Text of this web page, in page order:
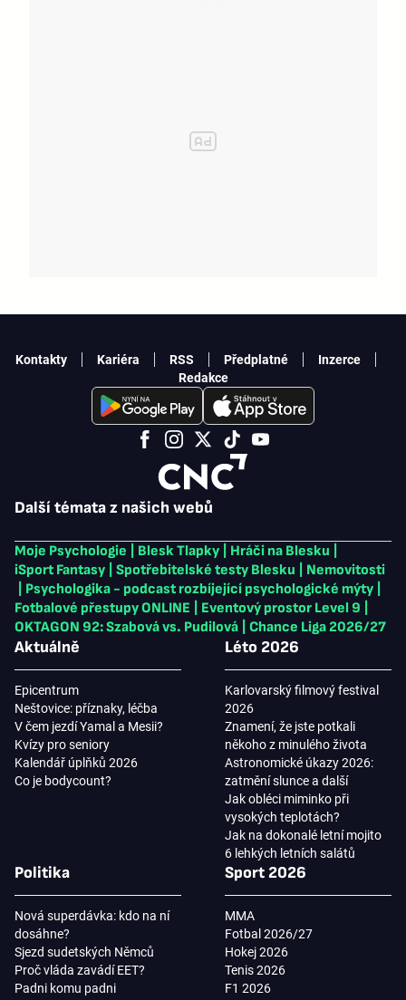
Další témata z našich webů
Moje Psychologie Blesk Tlapky Hráči na Blesku
iSport Fantasy
Spotřebitelské testy Blesku
Nemovitosti
Psychologika - podcast rozbíjející psychologické mýty
Fotbalové přestupy ONLINE
Eventový prostor Level 9
OKTAGON 92: Szabová vs. Pudilová
Chance Liga 2026/27
Aktuálně
Epicentrum
Neštovice: příznaky, léčba
V čem jezdí Yamal a Mesii?
Kvízy pro seniory
Kalendář úplňků 2026
Co je bodycount?
Léto 2026
Karlovarský filmový festival
2026
Znamení, že jste potkali
někoho z minulého života
Astronomické úkazy 2026:
zatmění slunce a další
Jak obléci miminko při
vysokých teplotách?
Jak na dokonalé letní mojito
6 lehkých letních salátů
Politika
Nová superdávka: kdo na ní
dosáhne?
Sjezd sudetských Němců
Proč vláda zavádí EET?
Padni komu padni
Sport 2026
MMA
Fotbal 2026/27
Hokej 2026
Tenis 2026
F1 2026
Kontakty Kariéra RSS Předplatné
Inzerce
Redakce